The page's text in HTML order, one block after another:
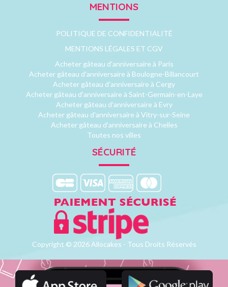
MENTIONS
POLITIQUE DE CONFIDENTIALITÉ
MENTIONS LÉGALES ET CGV
Acheter gâteau d'anniversaire à Paris
Acheter gâteau d'anniversaire à Boulogne-Billancourt
Acheter gâteau d'anniversaire à Cergy
Acheter gâteau d'anniversaire à Saint-Germain-en-Laye
Acheter gâteau d'anniversaire à Evry
Acheter gâteau d'anniversaire à Vitry-sur-Seine
Acheter gâteau d'anniversaire à Chelles
Toutes nos villes
SÉCURITÉ
Copyright © 2026 Allocakes - Tous Droits Réservés